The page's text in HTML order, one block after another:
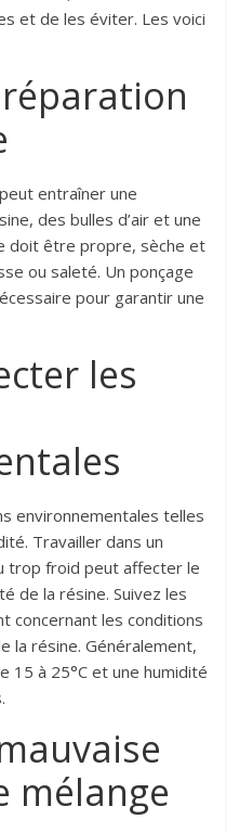
et de les éviter. Les voici
entraîner une
des bulles d’air et une
doit être propre, sèche et
ou saleté. Un ponçage
pour garantir une
les
environnementales telles
Travailler dans un
trop froid peut affecter le
de la résine. Suivez les
concernant les conditions
la résine. Généralement,
15 à 25°C et une humidité
mélange